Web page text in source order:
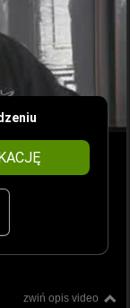
zwiń opis video